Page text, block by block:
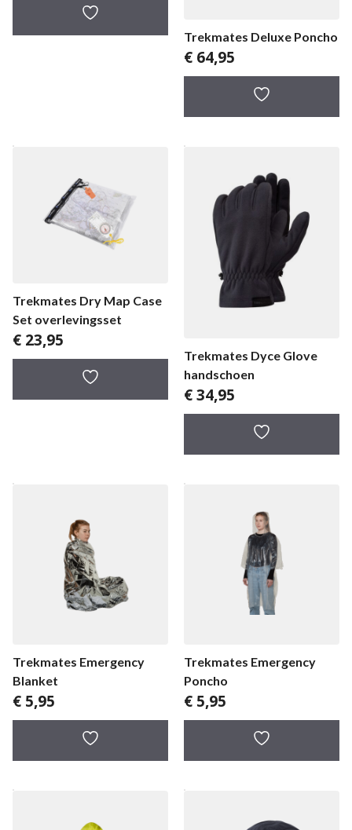
Trekmates Deluxe Poncho
€ 64,95
Trekmates Dry Map Case
Set overlevingsset
€ 23,95
Trekmates Dyce Glove
handschoen
€34,95
Trekmates Emergency
Blanket
€ 5,95
Trekmates Emergency
Poncho
€ 5,95